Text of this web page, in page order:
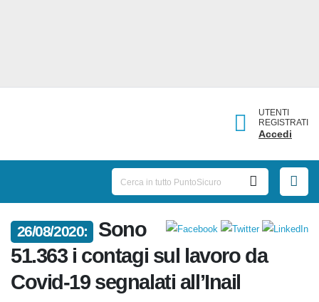
UTENTI
REGISTRATI
Accedi
26/08/2020:
Sono
51.363 i contagi sul lavoro da
Covid-19 segnalati all’Inail